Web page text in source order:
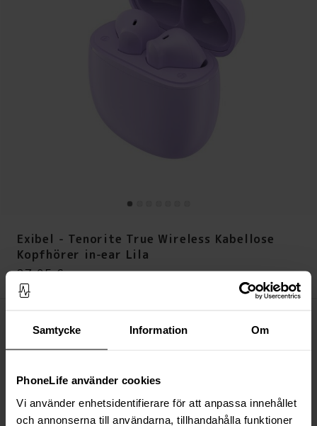
Samtycke Information Om
PhoneLife använder cookies
Vi använder enhetsidentifierare för att anpassa innehållet
och annonserna till användarna, tillhandahålla funktioner
Exibel - Tenorite True Wireless Kabellose
Kopfhörer in-ear Lila
Preis:27,95 €
27,95 €
IN DEN WARENKORB LEGEN
Immer kostenloser Versand
Schnelle Lieferung (Deutsche Post)
Versand aus unserem Lager in Schweden